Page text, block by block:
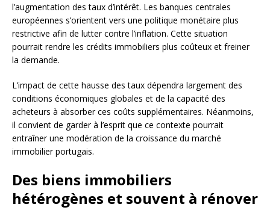
l’augmentation des taux d’intérêt. Les banques centrales
européennes s’orientent vers une politique monétaire plus
restrictive afin de lutter contre l’inflation. Cette situation
pourrait rendre les crédits immobiliers plus coûteux et freiner
la demande.
L’impact de cette hausse des taux dépendra largement des
conditions économiques globales et de la capacité des
acheteurs à absorber ces coûts supplémentaires. Néanmoins,
il convient de garder à l’esprit que ce contexte pourrait
entraîner une modération de la croissance du marché
immobilier portugais.
Des biens immobiliers
hétérogènes et souvent à rénover